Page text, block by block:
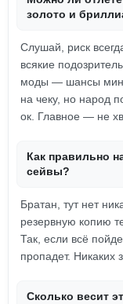
золото и
Слушай, риск
всякие
моды — шансы
на чеку, но народ
ок. Главное — не
Как правильно
сейвы?
Братан, тут нет
резервную копию
Так, если всё
пропадет. Никаких
Сколько весит